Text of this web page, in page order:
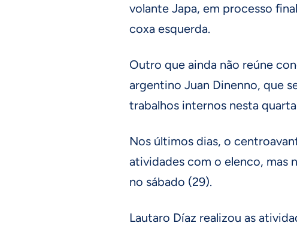
volante Japa, em processo
coxa esquerda.
Outro que ainda não reúne
argentino Juan Dinenno, que
trabalhos internos nesta
Nos últimos dias, o
atividades com o elenco, mas
no sábado (29).
Lautaro Díaz realizou as